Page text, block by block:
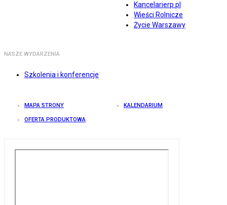
Kancelarierp.pl
Wieści Rolnicze
Życie Warszawy
NASZE WYDARZENIA
Szkolenia i konferencje
MAPA STRONY KALENDARIUM
OFERTA PRODUKTOWA